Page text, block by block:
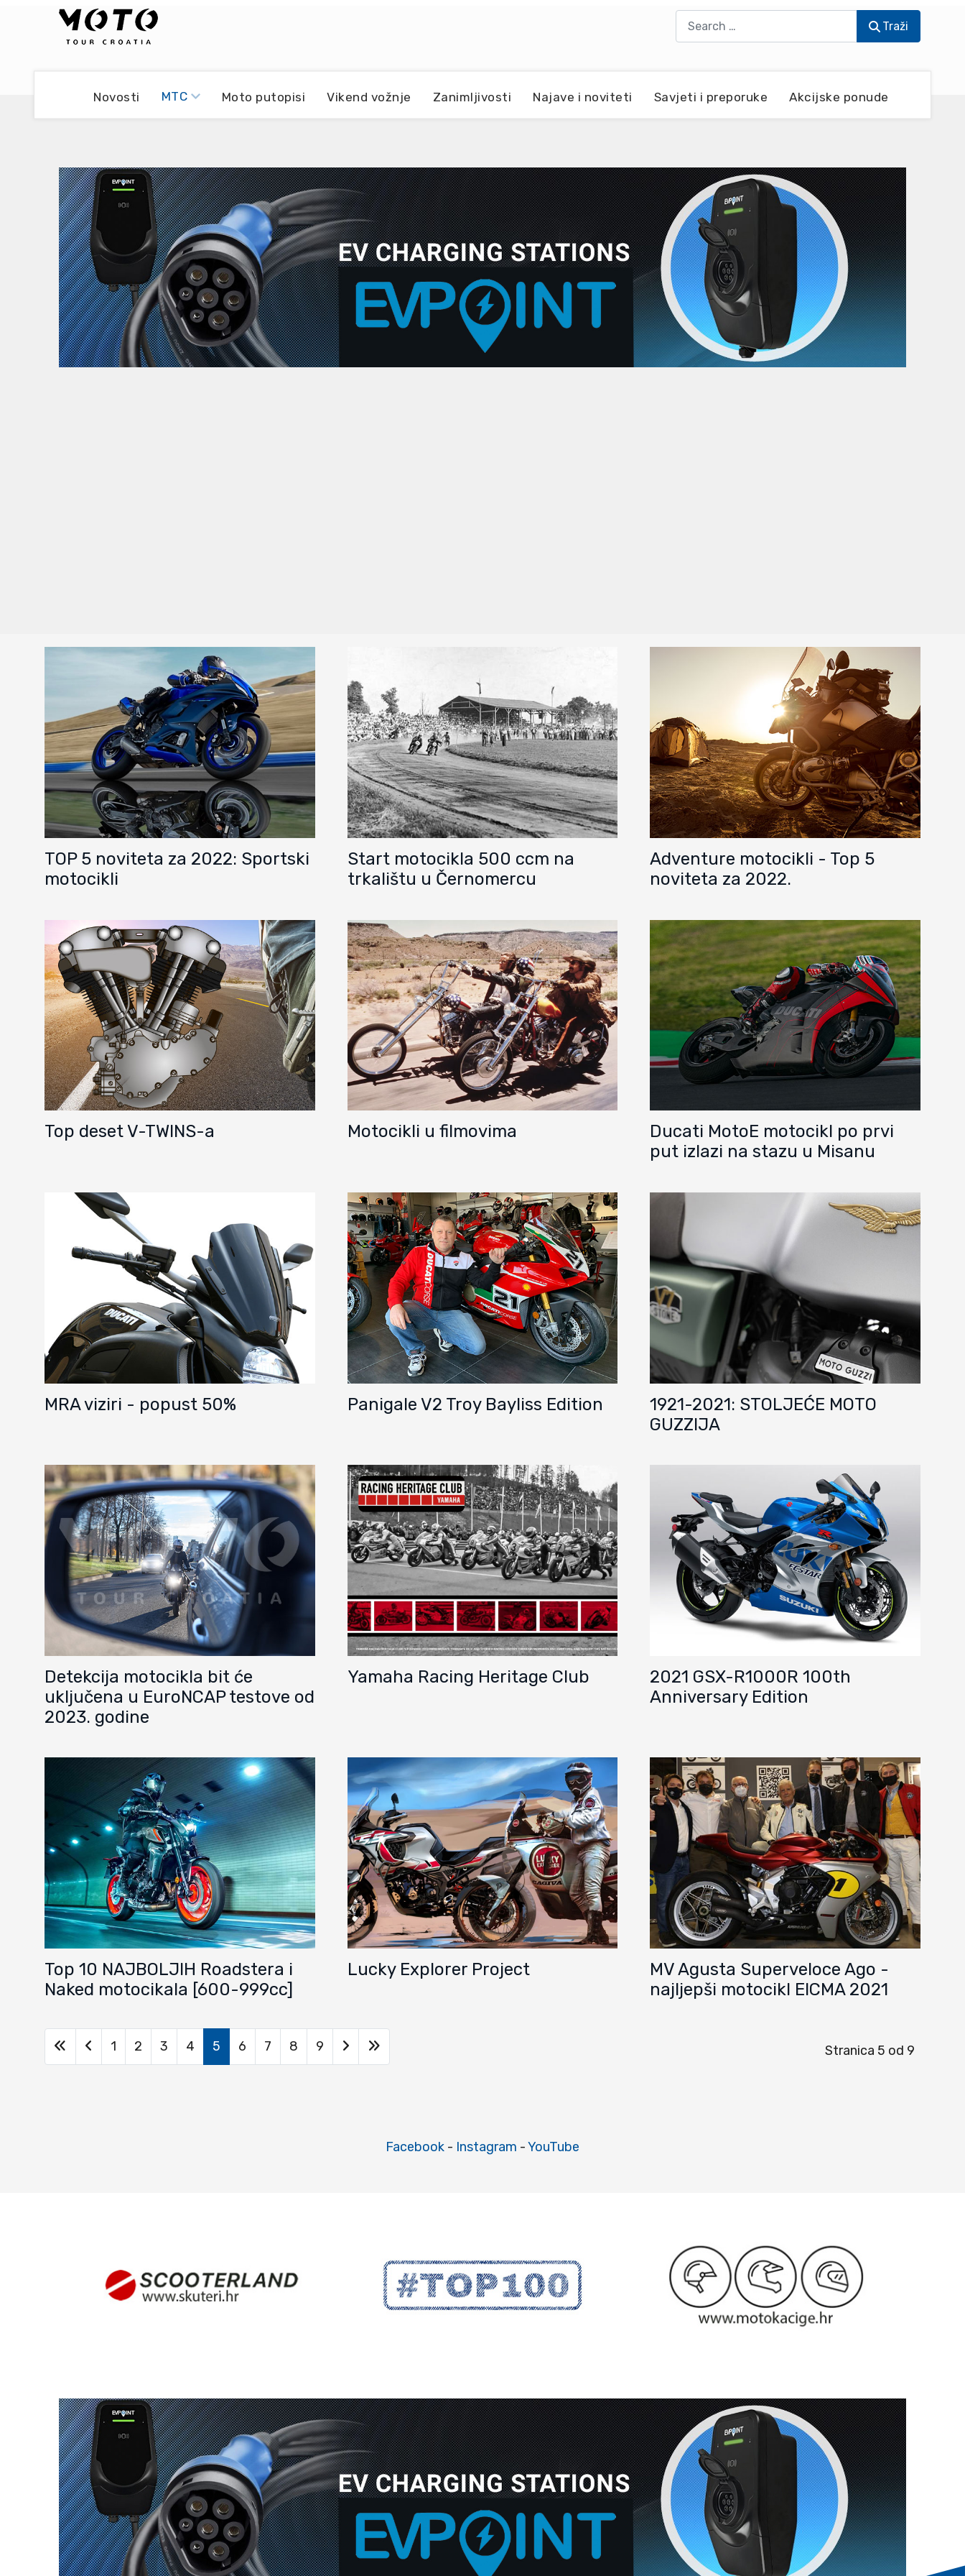
Traži
Novosti MTC Moto putopisi Vikend vožnje Zanimljivosti Najave i noviteti Savjeti i preporuke Akcijske ponude
TOP 5 noviteta za 2022: Sportski
motocikli
Start motocikla 500 ccm na
trkalištu u Černomercu
Adventure motocikli - Top 5
noviteta za 2022.
Top deset V-TWINS-a Motocikli u filmovima
Ducati MotoE motocikl po prvi
put izlazi na stazu u Misanu
MRA viziri - popust 50% Panigale V2 Troy Bayliss Edition
1921-2021: STOLJEĆE MOTO
GUZZIJA
Detekcija motocikla bit će
uključena u EuroNCAP testove od
2023. godine
Yamaha Racing Heritage Club
2021 GSX-R1000R 100th
Anniversary Edition
Top 10 NAJBOLJIH Roadstera i
Naked motocikala [600-999cc]
Lucky Explorer Project
MV Agusta Superveloce Ago -
najljepši motocikl EICMA 2021
Stranica 5 od 9
1 2 3 4 5 6 7 8 9
Facebook - Instagram -YouTube
Moto servisi
Impressum
Damir Pritišanac - Prile
Dario Dinter - Moto TOZ
Igor Kreč - UmPaDrum
Igor Kukec Brmbi
Slaven Gajdek
MTC - Moto Tour Croatia
Moto putopisi
Vikend vožnje
Zanimljivost